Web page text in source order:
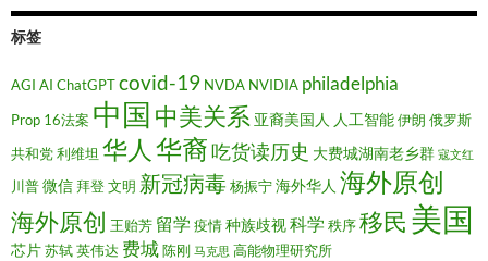
标签
AGI AI ChatGPTcovid-19 NVDA NVIDIA philadelphia
Prop 16法案 中国 中美关系 亚裔美国人 人工智能伊朗 俄罗斯
共和党利维坦 华人 华裔吃货读历史 大费城湖南老乡群 寇文红
川普微信 拜登文明 新冠病毒杨振宁海外华人 海外原创
海外原创 王贻芳 留学 疫情种族歧视科学 秩序移民 美国
芯片苏轼英伟达 费城陈刚 马克思 高能物理研究所